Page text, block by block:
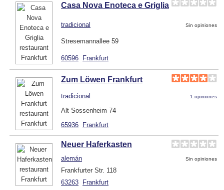
Casa Nova Enoteca e Griglia
tradicional Sin opiniones
Stresemannallee 59
60596 Frankfurt
Zum Löwen Frankfurt
tradicional 1 opiniones
Alt Sossenheim 74
65936 Frankfurt
Neuer Haferkasten
alemán Sin opiniones
Frankfurter Str. 118
63263 Frankfurt